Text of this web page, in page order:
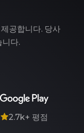
공합니다. 당사
니다.
2.7k+ 평점